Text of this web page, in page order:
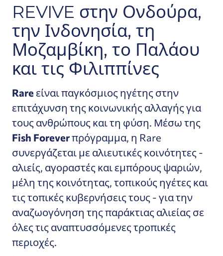
REVIVE στην Ονδούρα,
την Ινδονησία, τη
Μοζαμβίκη, το Παλάου
και τις Φιλιππίνες
Rare είναι παγκόσμιος ηγέτης στην
επιτάχυνση της κοινωνικής αλλαγής για
τους ανθρώπους και τη φύση. Μέσω της
Fish Foreverπρόγραμμα, η Rare
συνεργάζεται με αλιευτικές κοινότητες -
αλιείς, αγοραστές και εμπόρους ψαριών,
μέλη της κοινότητας, τοπικούς ηγέτες και
τις τοπικές κυβερνήσεις τους - για την
αναζωογόνηση της παράκτιας αλιείας σε
όλες τις αναπτυσσόμενες τροπικές
περιοχές.